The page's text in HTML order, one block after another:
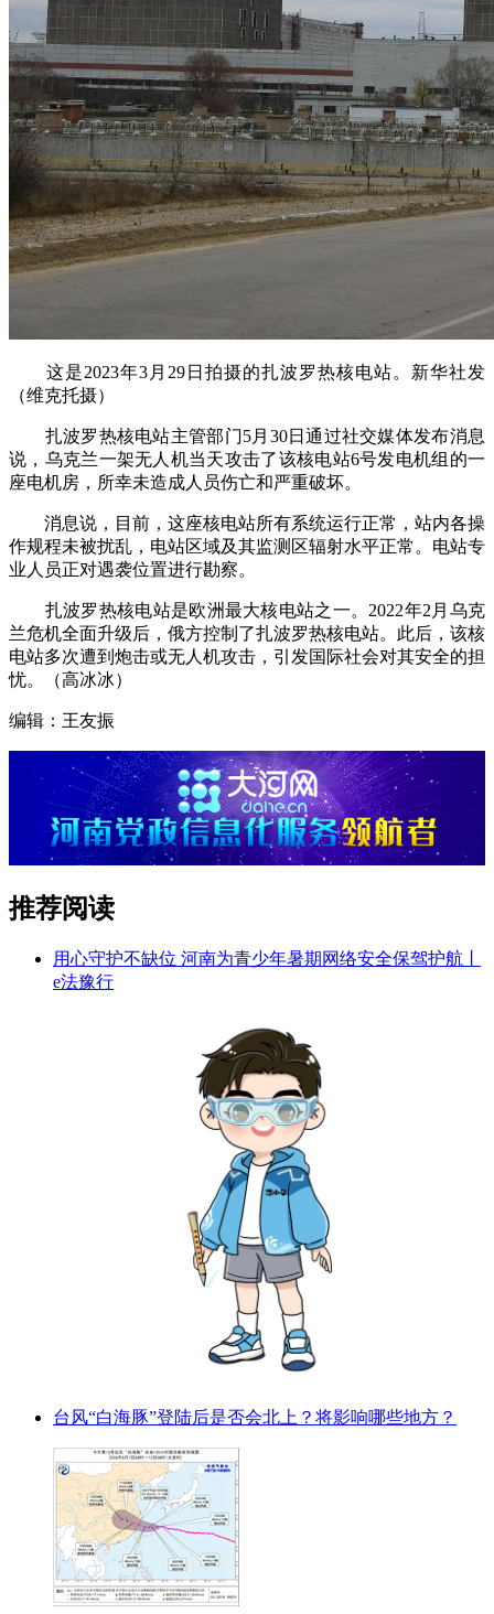
这是2023年3月29日拍摄的扎波罗热核电站。新华社发
（维克托摄）
扎波罗热核电站主管部门5月30日通过社交媒体发布消息
说，乌克兰一架无人机当天攻击了该核电站6号发电机组的一
座电机房，所幸未造成人员伤亡和严重破坏。
消息说，目前，这座核电站所有系统运行正常，站内各操
作规程未被扰乱，电站区域及其监测区辐射水平正常。电站专
业人员正对遇袭位置进行勘察。
扎波罗热核电站是欧洲最大核电站之一。2022年2月乌克
兰危机全面升级后，俄方控制了扎波罗热核电站。此后，该核
电站多次遭到炮击或无人机攻击，引发国际社会对其安全的担
忧。（高冰冰）
编辑：王友振
推荐阅读
用心守护不缺位 河南为青少年暑期网络安全保驾护航丨
e法豫行
台风“白海豚”登陆后是否会北上？将影响哪些地方？